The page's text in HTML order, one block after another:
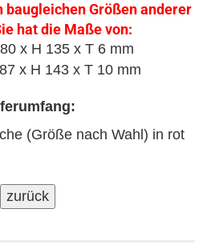
Größen anderer
hat die Maße von:
x H 135 x T 6 mm
x H 143 x T 10 mm
(Größe nach Wahl) in rot